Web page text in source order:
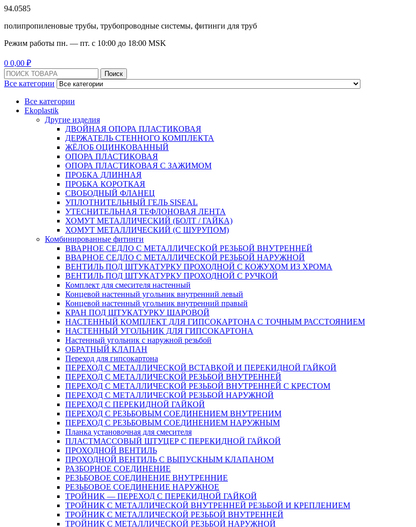
94.0585
полипропиленовые трубы, трубопроводные системы, фитинги для труб
Режим работы пн. — пт. с 10:00 до 18:00 MSK
0 0,00 ₽
Поиск:
Поиск
Все категории
Все категории
Ekoplastik
Другие изделия
ДВОЙНАЯ ОПОРА ПЛАСТИКОВАЯ
ДЕРЖАТЕЛЬ СТЕННОГО КОМПЛЕКТА
ЖЁЛОБ ОЦИНКОВАННЫЙ
ОПОРА ПЛАСТИКОВАЯ
ОПОРА ПЛАСТИКОВАЯ С ЗАЖИМОМ
ПРОБКА ДЛИННАЯ
ПРОБКА КОРОТКАЯ
СВОБОДНЫЙ ФЛАНЕЦ
УПЛОТНИТЕЛЬНЫЙ ГЕЛЬ SISEAL
УТЕСНИТЕЛЬНАЯ ТЕФЛОНОВАЯ ЛЕНТА
ХОМУТ МЕТАЛЛИЧЕСКИЙ (БОЛТ / ГАЙКА)
ХОМУТ МЕТАЛЛИЧЕСКИЙ (С ШУРУПОМ)
Комбинированные фитинги
ВВАРНОЕ СЕДЛО С МЕТАЛЛИЧЕСКОЙ РЕЗЬБОЙ ВНУТРЕННЕЙ
ВВАРНОЕ СЕДЛО С МЕТАЛЛИЧЕСКОЙ РЕЗЬБОЙ НАРУЖНОЙ
ВЕНТИЛЬ ПОД ШТУКАТУРКУ ПРОХОДНОЙ С КОЖУХОМ ИЗ ХРОМА
ВЕНТИЛЬ ПОД ШТУКАТУРКУ ПРОХОДНОЙ С РУЧКОЙ
Комплект для смесителя настенный
Концевой настенный угольник внутренний левый
Концевой настенный угольник внутренний правый
КРАН ПОД ШТУКАТУРКУ ШАРОВОЙ
НАСТЕННЫЙ КОМПЛЕКТ ДЛЯ ГИПСОКАРТОНA С ТОЧНЫМ РАССТОЯНИЕМ
НАСТЕННЫЙ УГОЛЬНИК ДЛЯ ГИПСОКАРТОНА
Настенный угольник с наружной резьбой
ОБРАТНЫЙ КЛАПАН
Переход для гипсокартона
ПЕРЕХОД С МЕТАЛЛИЧЕСКОЙ ВСТАВКОЙ И ПЕРЕКИДНОЙ ГАЙКОЙ
ПЕРЕХОД С МЕТАЛЛИЧЕСКОЙ РЕЗЬБОЙ ВНУТРЕННЕЙ
ПЕРЕХОД С МЕТАЛЛИЧЕСКОЙ РЕЗЬБОЙ ВНУТРЕННЕЙ С КРЕСТОМ
ПЕРЕХОД С МЕТАЛЛИЧЕСКОЙ РЕЗЬБОЙ НАРУЖНОЙ
ПЕРЕХОД С ПЕРЕКИДНОЙ ГАЙКОЙ
ПЕРЕХОД С РЕЗЬБОВЫМ СОЕДИНЕНИЕМ ВНУТРЕНИМ
ПЕРЕХОД С РЕЗЬБОВЫМ СОЕДИНЕНИЕМ НАРУЖНЫМ
Планка установочная для смесителя
ПЛАСТМАССОВЫЙ ШТУЦЕР С ПЕРЕКИДНОЙ ГАЙКОЙ
ПРОХОДНОЙ ВЕНТИЛЬ
ПРОХОДНОЙ ВЕНТИЛЬ С ВЫПУСКНЫМ КЛАПАНОМ
РАЗБОРНОЕ СОЕДИНЕНИЕ
РЕЗЬБОВОЕ СОЕДИНЕНИЕ ВНУТРЕННИЕ
РЕЗЬБОВОЕ СОЕДИНЕНИЕ НАРУЖНОЕ
ТРОЙНИК — ПЕРЕХОД С ПЕРЕКИДНОЙ ГАЙКОЙ
ТРОЙНИК С МЕТАЛЛИЧЕСКОЙ ВНУТРЕННЕЙ РЕЗЬБОЙ И КРЕПЛЕНИЕМ
ТРОЙНИК С МЕТАЛЛИЧЕСКОЙ РЕЗЬБОЙ ВНУТРЕННЕЙ
ТРОЙНИК С МЕТАЛЛИЧЕСКОЙ РЕЗЬБОЙ НАРУЖНОЙ